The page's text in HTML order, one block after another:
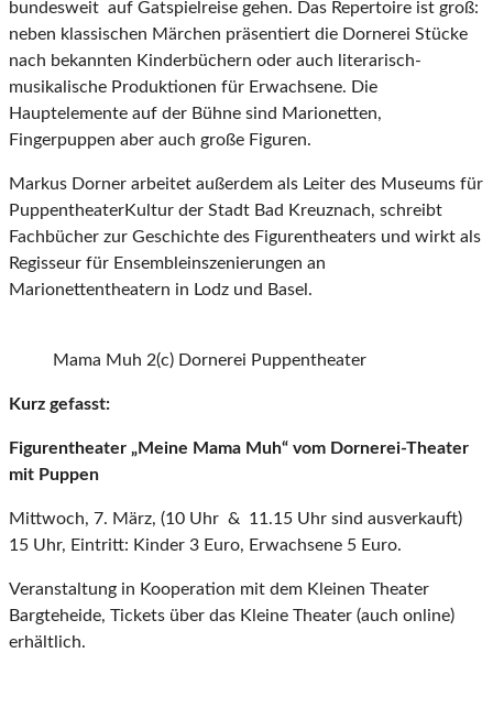
bundesweit auf Gatspielreise gehen. Das Repertoire ist groß:
neben klassischen Märchen präsentiert die Dornerei Stücke
nach bekannten Kinderbüchern oder auch literarisch-
musikalische Produktionen für Erwachsene. Die
Hauptelemente auf der Bühne sind Marionetten,
Fingerpuppen aber auch große Figuren.
Markus Dorner arbeitet außerdem als Leiter des Museums für
PuppentheaterKultur der Stadt Bad Kreuznach, schreibt
Fachbücher zur Geschichte des Figurentheaters und wirkt als
Regisseur für Ensembleinszenierungen an
Marionettentheatern in Lodz und Basel.
Mama Muh 2(c) Dornerei Puppentheater
Kurz gefasst:
Figurentheater „Meine Mama Muh“ vom Dornerei-Theater
mit Puppen
Mittwoch, 7. März, (10 Uhr & 11.15 Uhr sind ausverkauft)
15 Uhr, Eintritt: Kinder 3 Euro, Erwachsene 5 Euro.
Veranstaltung in Kooperation mit dem Kleinen Theater
Bargteheide, Tickets über das Kleine Theater (auch online)
erhältlich.